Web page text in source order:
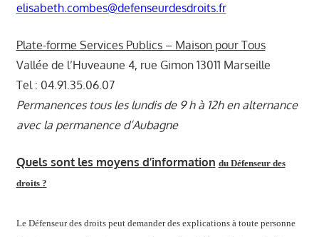
elisabeth.combes@defenseurdesdroits.fr
Plate-forme Services Publics – Maison pour Tous
Vallée de l’Huveaune 4, rue Gimon 13011 Marseille
Tel : 04.91.35.06.07
Permanences tous les lundis de 9 h à 12h en alternance
avec la permanence d’Aubagne
Quels sont les moyens d’information du Défenseur des
droits ?
Le Défenseur des droits peut demander des explications à toute personne